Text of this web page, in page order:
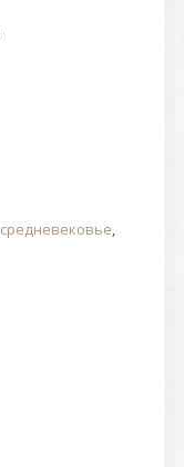
средневековье,